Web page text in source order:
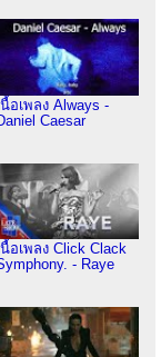
นื้อเพลง Always -
Caesar
นื้อเพลง Click Clack
- Raye